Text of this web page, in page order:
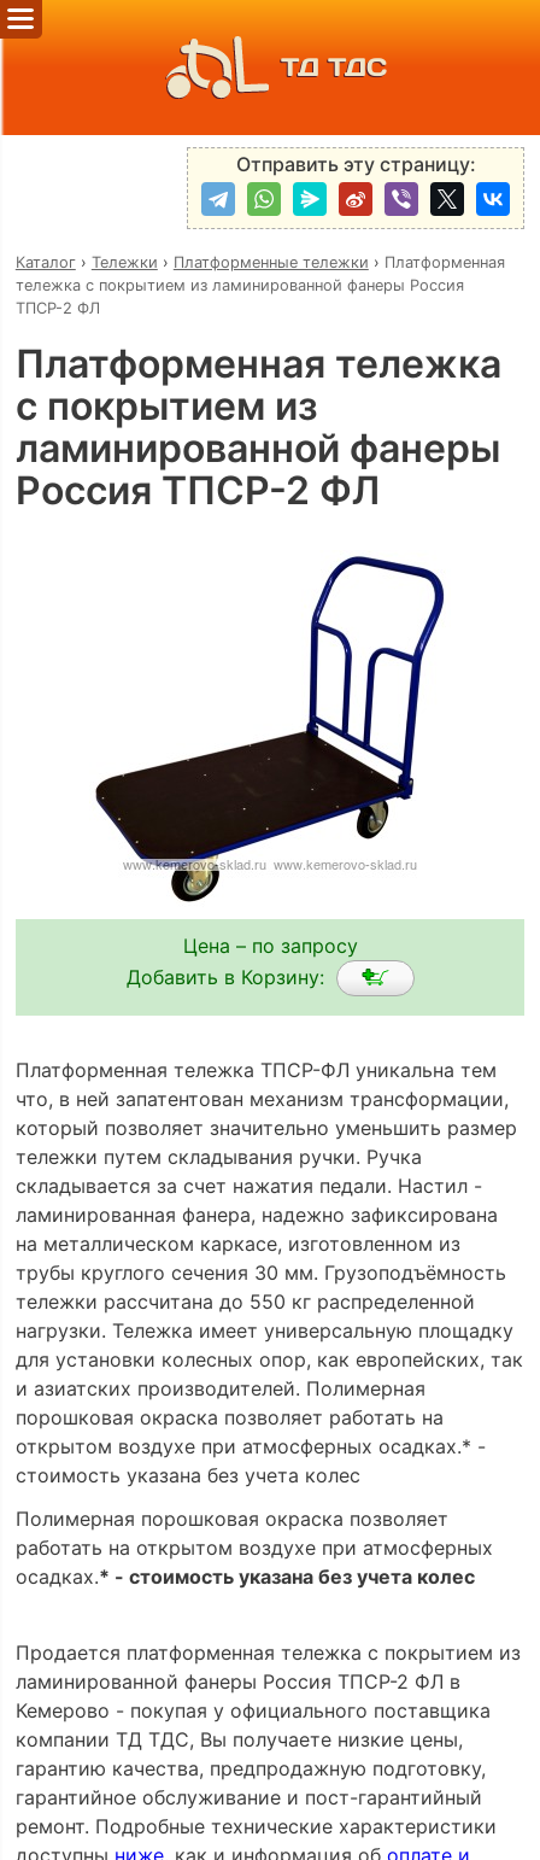
ТД ТДС
Отправить эту страницу:
Каталог› Тележки › Платформенные тележки › Платформенная
тележка с покрытием из ламинированной фанеры Россия
ТПСР-2 ФЛ
Платформенная тележка
с покрытием из
ламинированной фанеры
Россия ТПСР-2 ФЛ
Цена – по запросу
Добавить в Корзину:
Платформенная тележка ТПСР-ФЛ уникальна тем
что, в ней запатентован механизм трансформации,
который позволяет значительно уменьшить размер
тележки путем складывания ручки. Ручка
складывается за счет нажатия педали. Настил -
ламинированная фанера, надежно зафиксирована
на металлическом каркасе, изготовленном из
трубы круглого сечения 30 мм. Грузоподъёмность
тележки рассчитана до 550 кг распределенной
нагрузки. Тележка имеет универсальную площадку
для установки колесных опор, как европейских, так
и азиатских производителей. Полимерная
порошковая окраска позволяет работать на
открытом воздухе при атмосферных осадках.* -
стоимость указана без учета колес
Полимерная порошковая окраска позволяет
работать на открытом воздухе при атмосферных
осадках.* - стоимость указана без учета колес
Продается платформенная тележка с покрытием из
ламинированной фанеры Россия ТПСР-2 ФЛ в
Кемерово - покупая у официального поставщика
компании ТД ТДС, Вы получаете низкие цены,
гарантию качества, предпродажную подготовку,
гарантийное обслуживание и пост-гарантийный
ремонт. Подробные технические характеристики
доступны ниже, как и информация об оплате и